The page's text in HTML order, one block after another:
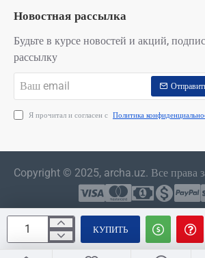
КУПИТЬ
Новостная рассылка
Будьте в курсе новостей и акций,
рассылку
email
Я прочитал и согласен с Политика
Copyright © 2025, archa.uz. Все права